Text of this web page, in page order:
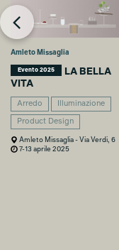
Amleto Missaglia
Evento 2025
LA BELLA
VITA
Arredo Illuminazione
Product Design
Amleto Missaglia - Via Verdi, 6
7-13 aprile 2025